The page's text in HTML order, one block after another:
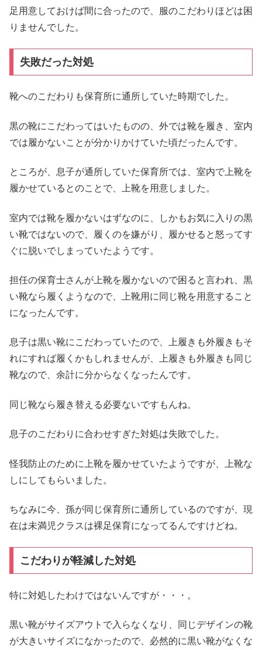
足用意しておけば間に合ったので、服のこだわりほどは困
りませんでした。
失敗だった対処
靴へのこだわりも保育所に通所していた時期でした。
黒の靴にこだわってはいたものの、外では靴を履き、室内
では履かないことが分かりかけていた頃だったんです。
ところが、息子が通所していた保育所では、室内で上靴を
履かせているとのことで、上靴を用意しました。
室内では靴を履かないはずなのに、しかもお気に入りの黒
い靴ではないので、履くのを嫌がり、履かせると怒ってす
ぐに脱いでしまっていたようです。
担任の保育士さんが上靴を履かないので困ると言われ、黒
い靴なら履くようなので、上靴用に同じ靴を用意すること
になったんです。
息子は黒い靴にこだわっていたので、上履きも外履きもそ
れにすれば履くかもしれませんが、上履きも外履きも同じ
靴なので、余計に分からなくなったんです。
同じ靴なら履き替える必要ないですもんね。
息子のこだわりに合わせすぎた対処は失敗でした。
怪我防止のために上靴を履かせていたようですが、上靴な
しにしてもらいました。
ちなみに今、孫が同じ保育所に通所しているのですが、現
在は未満児クラスは裸足保育になってるんですけどね。
こだわりが軽減した対処
特に対処したわけではないんですが・・・。
黒い靴がサイズアウトで入らなくなり、同じデザインの靴
が大きいサイズになかったので、必然的に黒い靴がなくな